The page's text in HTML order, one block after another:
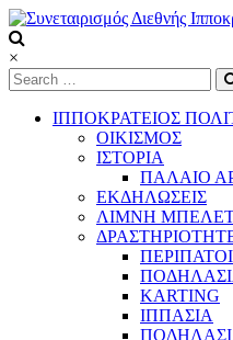
Skip
to
content
Συνεταιρισμός
Διεθνής
Ιπποκράτειος
Πολιτεία
×
ΙΠΠΟΚΡΑΤΕΙΟΣ
ΟΙΚΙΣΜΟΣ
ΙΣΤΟΡΙΑ
ΠΑΛΑΙΟ
ΕΚΔΗΛΩΣΕΙΣ
ΛΙΜΝΗ
ΠΕΡΙΠΑΤΟΙ
KARTING
ΙΠΠΑΣΙΑ